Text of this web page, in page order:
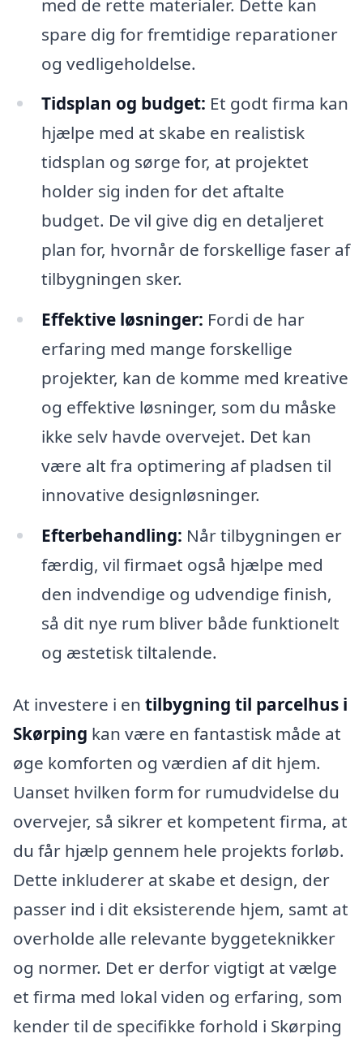
med de rette materialer. Dette kan
spare dig for fremtidige reparationer
og vedligeholdelse.
Tidsplan og budget: Et godt firma kan
hjælpe med at skabe en realistisk
tidsplan og sørge for, at projektet
holder sig inden for det aftalte
budget. De vil give dig en detaljeret
plan for, hvornår de forskellige faser af
tilbygningen sker.
Effektive løsninger: Fordi de har
erfaring med mange forskellige
projekter, kan de komme med kreative
og effektive løsninger, som du måske
ikke selv havde overvejet. Det kan
være alt fra optimering af pladsen til
innovative designløsninger.
Efterbehandling: Når tilbygningen er
færdig, vil firmaet også hjælpe med
den indvendige og udvendige finish,
så dit nye rum bliver både funktionelt
og æstetisk tiltalende.
At investere i en tilbygning til parcelhus i
Skørping kan være en fantastisk måde at
øge komforten og værdien af dit hjem.
Uanset hvilken form for rumudvidelse du
overvejer, så sikrer et kompetent firma, at
du får hjælp gennem hele projekts forløb.
Dette inkluderer at skabe et design, der
passer ind i dit eksisterende hjem, samt at
overholde alle relevante byggeteknikker
og normer. Det er derfor vigtigt at vælge
et firma med lokal viden og erfaring, som
kender til de specifikke forhold i Skørping